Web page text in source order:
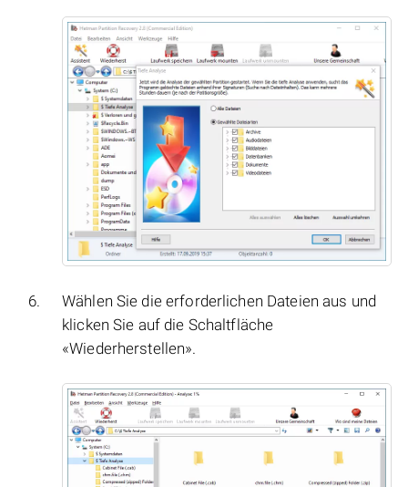
Wählen Sie die erforderlichen Dateien aus und
klicken Sie auf die Schaltfläche
«Wiederherstellen».